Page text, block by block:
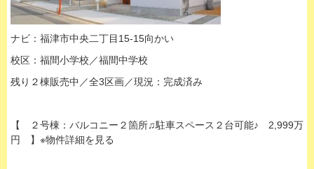
ナビ：福津市中央二丁目15-15向かい
校区：福間小学校／福間中学校
残り２棟販売中／全3区画／現況：完成済み
【 ２号棟：バルコニー２箇所♫駐車スペース２台可能♪ 2,999万
円 】※物件詳細を見る